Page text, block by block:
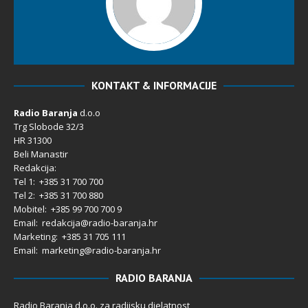
KONTAKT & INFORMACIJE
Radio Baranja d.o.o
Trg Slobode 32/3
HR 31300
Beli Manastir
Redakcija:
Tel 1: +385 31 700 700
Tel 2: +385 31 700 880
Mobitel: +385 99 700 700 9
Email: redakcija@radio-baranja.hr
Marketing: +385 31 705 111
Email: marketing@radio-baranja.hr
RADIO BARANJA
Radio Baranja d.o.o. za radijsku djelatnost